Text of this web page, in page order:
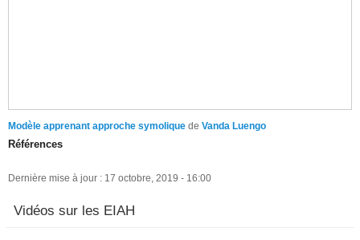
Modèle apprenant approche symolique de Vanda Luengo
Références
Dernière mise à jour : 17 octobre, 2019 - 16:00
Vidéos sur les EIAH